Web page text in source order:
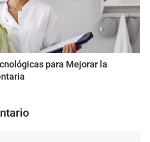
para Mejorar la